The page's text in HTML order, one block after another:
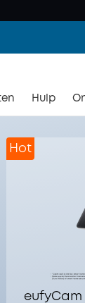
Hulp
Hot
eufyCam